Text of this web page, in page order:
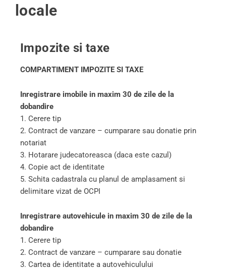
locale
Impozite si taxe
COMPARTIMENT IMPOZITE SI TAXE
Inregistrare imobile in maxim 30 de zile de la
dobandire
1. Cerere tip
2. Contract de vanzare – cumparare sau donatie prin
notariat
3. Hotarare judecatoreasca (daca este cazul)
4. Copie act de identitate
5. Schita cadastrala cu planul de amplasament si
delimitare vizat de OCPI
Inregistrare autovehicule in maxim 30 de zile de la
dobandire
1. Cerere tip
2. Contract de vanzare – cumparare sau donatie
3. Cartea de identitate a autovehiculului